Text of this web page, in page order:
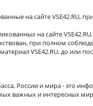
на сайте VSE42.RU,
на сайте
при полном
VSE42.RU, до или
России и мира - это
важных и интересных